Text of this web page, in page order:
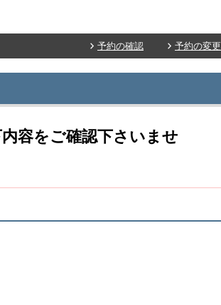
予約の確認 予約の変更
容をご確認下さいませ